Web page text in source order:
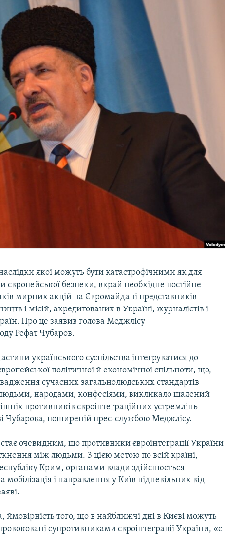
якої можуть бути катастрофічними як для
європейської безпеки, вкрай необхідне постійне
мирних акцій на Євромайдані представників
і місій, акредитованих в Україні, журналістів і
Про це заявив голова Меджлісу
Рефат Чубаров.
українського суспільства інтегруватися до
політичної й економічної спільноти, що,
сучасних загальнолюдських стандартів
народами, конфесіями, викликало шалений
противників євроінтеграційних устремлінь
Чубарова, поширеній прес-службою Меджлісу.
очевидним, що противники євроінтеграції України
між людьми. З цією метою по всій країні,
Крим, органами влади здійснюється
і направлення у Київ підневільних від
ймовірність того, що в найближчі дні в Києві можуть
супротивниками євроінтеграції України, «є